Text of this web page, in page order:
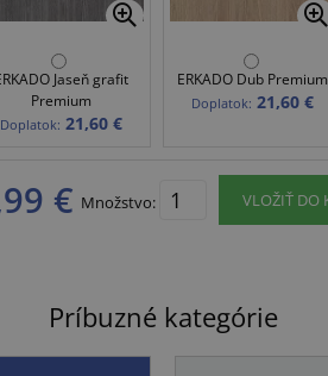
Jaseň grafit
Premium
Doplatok: 21,60 €
ERKADO Dub Premium
Doplatok: 21,60 €
€ Množstvo: VLOŽIŤ DO
Príbuzné kategórie